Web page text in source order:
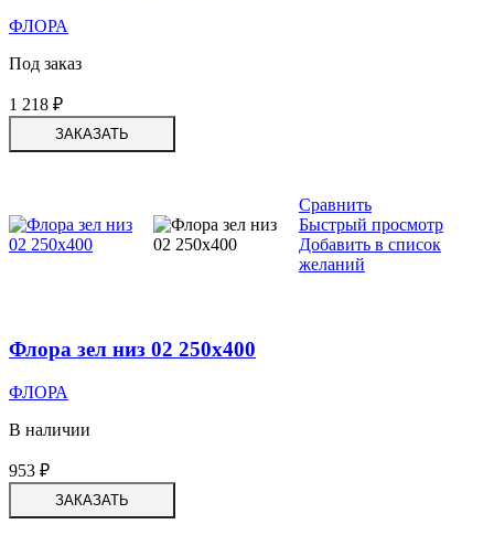
ФЛОРА
Под заказ
1 218 ₽
ЗАКАЗАТЬ
Сравнить
Быстрый просмотр
Добавить в список
желаний
Флора зел низ 02 250х400
ФЛОРА
В наличии
953 ₽
ЗАКАЗАТЬ